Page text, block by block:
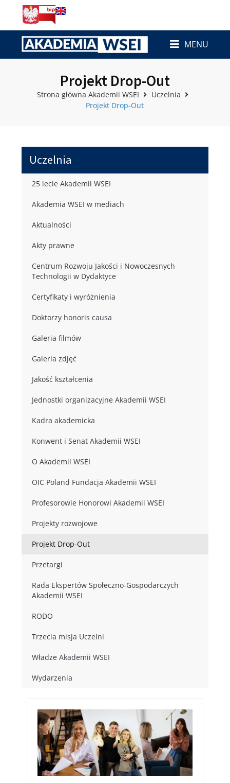
MENU
Projekt Drop-Out
Strona główna Akademii WSEI
Uczelnia
Projekt Drop-Out
Uczelnia
25 lecie Akademii WSEI
Akademia WSEI w mediach
Aktualności
Akty prawne
Centrum Rozwoju Jakości i Nowoczesnych
Technologii w Dydaktyce
Certyfikaty i wyróżnienia
Doktorzy honoris causa
Galeria filmów
Galeria zdjęć
Jakość kształcenia
Jednostki organizacyjne Akademii WSEI
Kadra akademicka
Konwent i Senat Akademii WSEI
O Akademii WSEI
OIC Poland Fundacja Akademii WSEI
Profesorowie Honorowi Akademii WSEI
Projekty rozwojowe
Projekt Drop-Out
Przetargi
Rada Ekspertów Społeczno-Gospodarczych
Akademii WSEI
RODO
Trzecia misja Uczelni
Władze Akademii WSEI
Wydarzenia